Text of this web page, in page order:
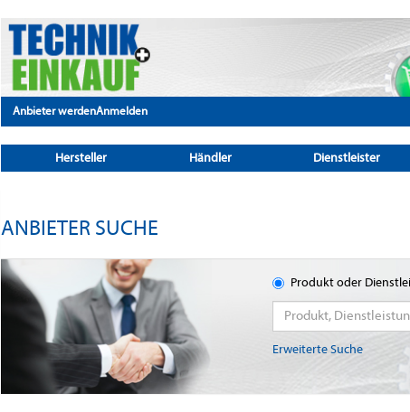
Anbieter werdenAnmelden
Hersteller Händler Dienstleister
ANBIETER SUCHE
Produkt oder
Erweiterte Suche